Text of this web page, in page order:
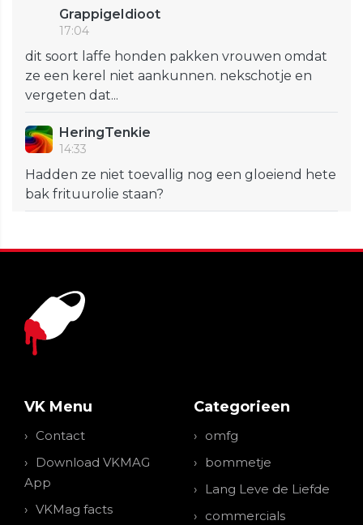
GrappigeIdioot
17:04
dit soort laffe honden pakken vrouwen omdat
ze een kerel niet aankunnen. nekschotje en
vergeten dat...
HeringTenkie
14:33
Hadden ze niet toevallig nog een gloeiend hete
bak frituurolie staan?
VK Menu
Contact
Download VKMAG
App
VKMag facts
Categorieen
omfg
bommetje
Lang Leve de Liefde
commercials